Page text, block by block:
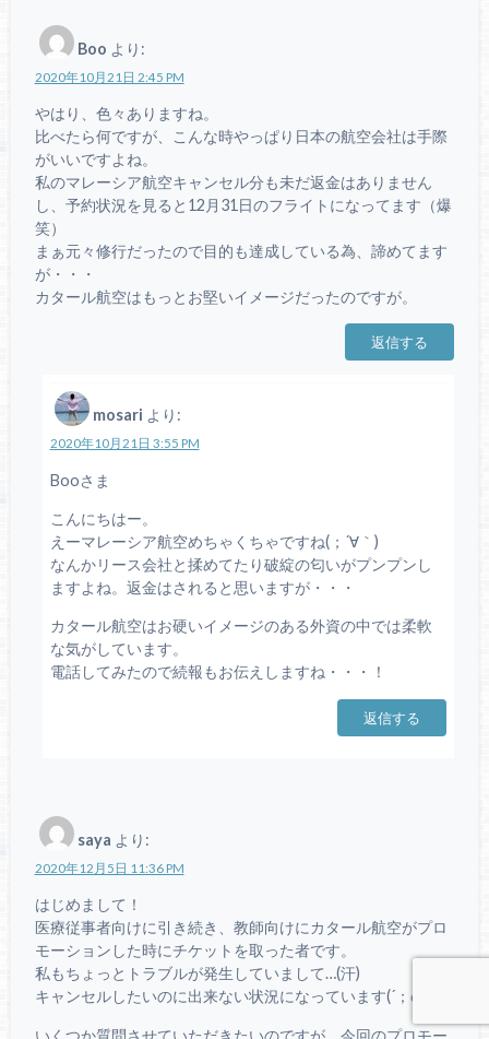
Boo より:
2020年10月21日 2:45 PM
やはり、色々ありますね。
比べたら何ですが、こんな時やっぱり日本の航空会社は手際
がいいですよね。
私のマレーシア航空キャンセル分も未だ返金はありません
し、予約状況を見ると12月31日のフライトになってます（爆
笑）
まぁ元々修行だったので目的も達成している為、諦めてます
が・・・
カタール航空はもっとお堅いイメージだったのですが。
返信する
mosari より:
2020年10月21日 3:55 PM
Booさま
こんにちはー。
えーマレーシア航空めちゃくちゃですね(；´∀｀)
なんかリース会社と揉めてたり破綻の匂いがプンプンし
ますよね。返金はされると思いますが・・・
カタール航空はお硬いイメージのある外資の中では柔軟
な気がしています。
電話してみたので続報もお伝えしますね・・・！
返信する
saya より:
2020年12月5日 11:36 PM
はじめまして！
医療従事者向けに引き続き、教師向けにカタール航空がプロ
モーションした時にチケットを取った者です。
私もちょっとトラブルが発生していまして…(汗)
キャンセルしたいのに出来ない状況になっています(´；ω；`)
いくつか質問させていただきたいのですが、今回のプロモー